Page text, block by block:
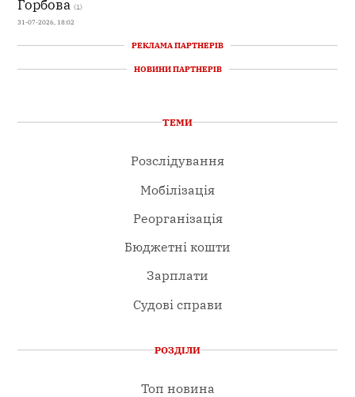
Горбова (1)
31-07-2026, 18:02
РЕКЛАМА ПАРТНЕРІВ
НОВИНИ ПАРТНЕРІВ
ТЕМИ
Розслідування
Мобілізація
Реорганізація
Бюджетні кошти
Зарплати
Судові справи
РОЗДІЛИ
Топ новина